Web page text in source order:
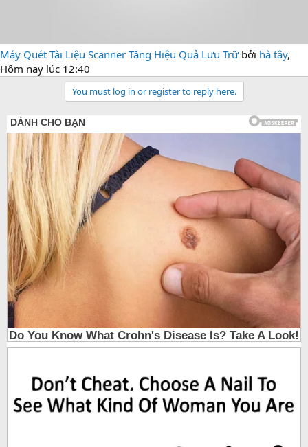
Máy Quét Tài Liệu Scanner Tăng Hiệu Quả Lưu Trữ bởi hà tây,
Hôm nay lúc 12:40
You must log in or register to reply here.